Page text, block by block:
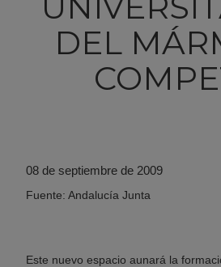
DEL
08 de septiembre de 2009
Fuente: Andalucía Junta
Este nuevo espacio aunará la